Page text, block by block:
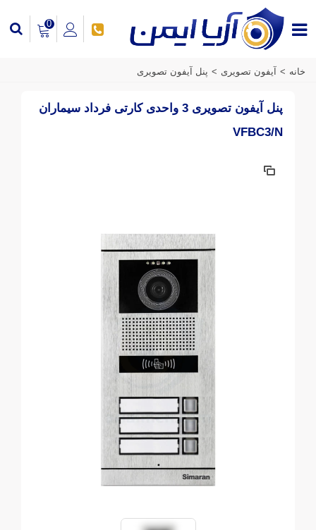
0
خانه > آیفون تصویری > پنل آیفون تصویری
پنل آیفون تصویری 3 واحدی کارتی فرداد سیماران
VFBC3/N